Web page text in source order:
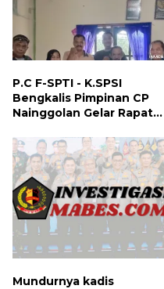
P.C F-SPTI - K.SPSI
Bengkalis Pimpinan CP
Nainggolan Gelar Rapat
dan Ranting Khusus
Mundurnya kadis